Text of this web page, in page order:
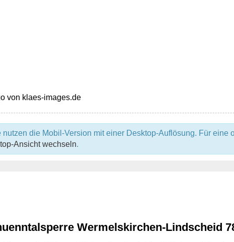
nutzen die Mobil-Version mit einer Desktop-Auflösung. Für eine
Ansicht wechseln.
Wermelskirchen-Lindscheid